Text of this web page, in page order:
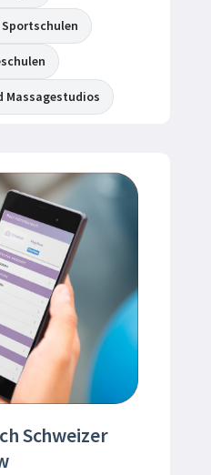
Sportschulen
Massagestudios
Schweizer